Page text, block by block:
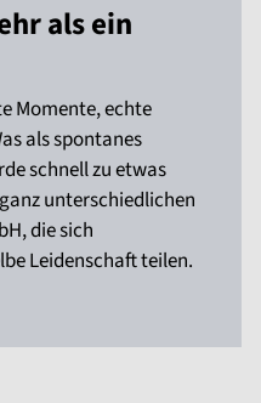
als ein
Momente, echte
als spontanes
schnell zu etwas
unterschiedlichen
die sich
Leidenschaft teilen.